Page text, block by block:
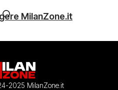
MilanZone.it
2025 MilanZone.it